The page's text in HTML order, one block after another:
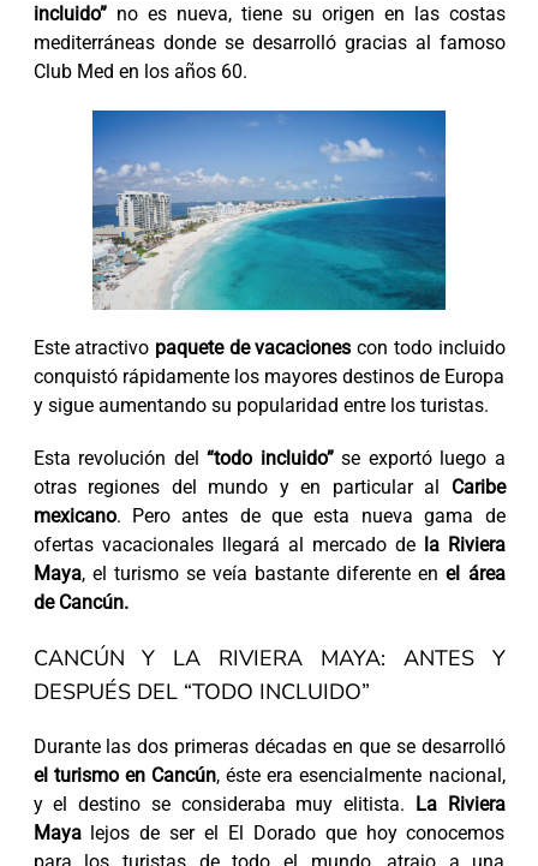
incluido”no es nueva, tiene su origen en las costas
mediterráneas donde se desarrolló gracias al famoso
Club Med en los años 60.
Este atractivo paquete de vacaciones con todo incluido
conquistó rápidamente los mayores destinos de Europa
y sigue aumentando su popularidad entre los turistas.
Esta revolución del “todo incluido”se exportó luego a
otras regiones del mundo y en particular al Caribe
mexicano. Pero antes de que esta nueva gama de
ofertas vacacionales llegará al mercado de la Riviera
Maya, el turismo se veía bastante diferente enel área
de Cancún.
CANCÚN Y LA RIVIERA MAYA: ANTES Y
DESPUÉS DEL “TODO INCLUIDO”
Durante las dos primeras décadas en que se desarrolló
el turismo en Cancún, éste era esencialmente nacional,
y el destino se consideraba muy elitista. La Riviera
Mayalejos de ser el El Dorado que hoy conocemos